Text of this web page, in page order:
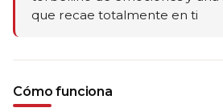
que recae totalmente en ti
Cómo funciona